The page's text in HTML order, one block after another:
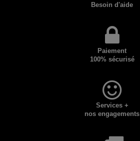
Besoin d'aide
Paiement
100% sécurisé
Services +
nos engagements